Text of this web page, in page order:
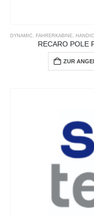
DYNAMIC FAHRERKABINE
RECARO POLE
ZUR